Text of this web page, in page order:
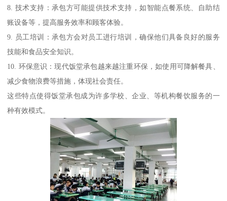
8. 技术支持：承包方可能提供技术支持，如智能点餐系统、自助结
账设备等，提高服务效率和顾客体验。
9. 员工培训：承包方会对员工进行培训，确保他们具备良好的服务
技能和食品安全知识。
10. 环保意识：现代饭堂承包越来越注重环保，如使用可降解餐具、
减少食物浪费等措施，体现社会责任。
这些特点使得饭堂承包成为许多学校、企业、等机构餐饮服务的一
种有效模式。